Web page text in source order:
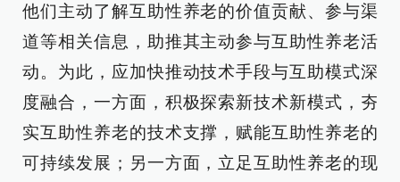
他们主动了解互助性养老的价值贡献、参与渠
道等相关信息，助推其主动参与互助性养老活
动。为此，应加快推动技术手段与互助模式深
度融合，一方面，积极探索新技术新模式，夯
实互助性养老的技术支撑，赋能互助性养老的
可持续发展；另一方面，立足互助性养老的现